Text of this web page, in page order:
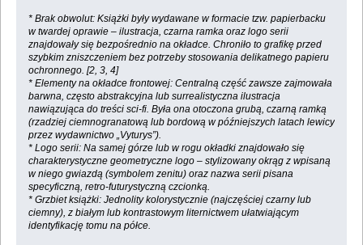
* Brak obwolut: Książki były wydawane w formacie tzw. papierbacku
w twardej oprawie – ilustracja, czarna ramka oraz logo serii
znajdowały się bezpośrednio na okładce. Chroniło to grafikę przed
szybkim zniszczeniem bez potrzeby stosowania delikatnego papieru
ochronnego. [2, 3, 4]
* Elementy na okładce frontowej: Centralną część zawsze zajmowała
barwna, często abstrakcyjna lub surrealistyczna ilustracja
nawiązująca do treści sci-fi. Była ona otoczona grubą, czarną ramką
(rzadziej ciemnogranatową lub bordową w późniejszych latach lewicy
przez wydawnictwo „Vyturys”).
* Logo serii: Na samej górze lub w rogu okładki znajdowało się
charakterystyczne geometryczne logo – stylizowany okrąg z wpisaną
w niego gwiazdą (symbolem zenitu) oraz nazwa serii pisana
specyficzną, retro-futurystyczną czcionką.
* Grzbiet książki: Jednolity kolorystycznie (najczęściej czarny lub
ciemny), z białym lub kontrastowym liternictwem ułatwiającym
identyfikację tomu na półce.